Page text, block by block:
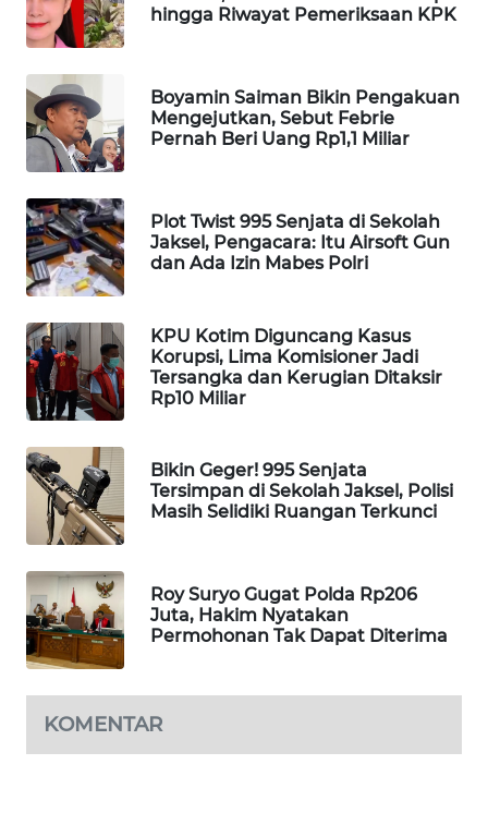
hingga Riwayat Pemeriksaan KPK
Boyamin Saiman Bikin Pengakuan
Mengejutkan, Sebut Febrie
Pernah Beri Uang Rp1,1 Miliar
Plot Twist 995 Senjata di Sekolah
Jaksel, Pengacara: Itu Airsoft Gun
dan Ada Izin Mabes Polri
KPU Kotim Diguncang Kasus
Korupsi, Lima Komisioner Jadi
Tersangka dan Kerugian Ditaksir
Rp10 Miliar
Bikin Geger! 995 Senjata
Tersimpan di Sekolah Jaksel, Polisi
Masih Selidiki Ruangan Terkunci
Roy Suryo Gugat Polda Rp206
Juta, Hakim Nyatakan
Permohonan Tak Dapat Diterima
KOMENTAR
PORTAL
KONSUMEN
FORWAMKI
ALPERKLINAS
FORJASIDA
TAMBANG
NEWS
SITUNGIR
NEWS
NEWS
SIBARAGAS
NEWS
METRO
SIANTAR
NEWS
METRO
MEDAN